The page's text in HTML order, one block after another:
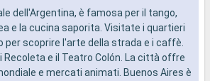
dell'Argentina, è famosa per il tango,
e la cucina saporita. Visitate i quartieri
per scoprire l'arte della strada e i caffè.
e il Teatro Colón. La città offre
e mercati animati. Buenos Aires è